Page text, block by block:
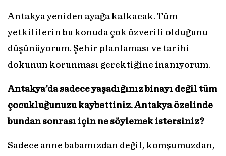
Antakya yeniden ayağa kalkacak. Tüm
yetkililerin bu konuda çok özverili olduğunu
düşünüyorum. Şehir planlaması ve tarihi
dokunun korunması gerektiğine inanıyorum.
Antakya’da sadece yaşadığınız binayı değil tüm
çocukluğunuzu kaybettiniz. Antakya özelinde
bundan sonrası için ne söylemek istersiniz?
Sadece anne babamızdan değil, komşumuzdan,